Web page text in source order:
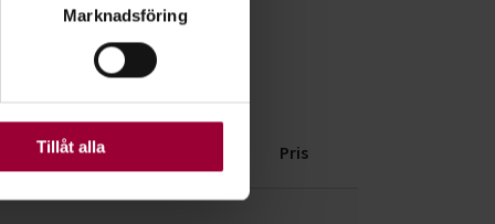
. Du kan ändra
Vissa kakor är
Marknadsföring
Tillåt alla
tid Pris